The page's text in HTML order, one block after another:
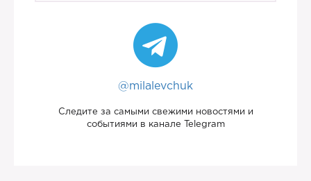
@milalevchuk
Следите за самыми свежими новостями и
событиями в канале Telegram